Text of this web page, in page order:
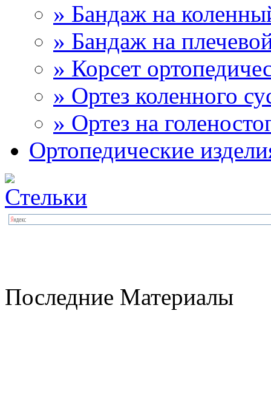
» Бандаж на
» Бандаж на
» Корсет
» Ортез коленного
» Ортез на
Ортопедические
Последние Материалы